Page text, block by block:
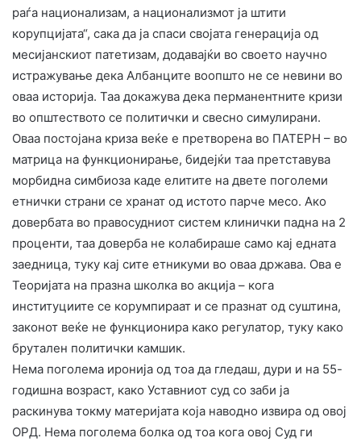
раѓа национализам, а национализмот ја штити
корупцијата“, сака да ја спаси својата генерација од
месијанскиот патетизам, додавајќи во своето научно
истражување дека Албанците воопшто не се невини во
оваа историја. Таа докажува дека перманентните кризи
во општеството се политички и свесно симулирани.
Оваа постојана криза веќе е претворена во ПАТЕРН – во
матрица на функционирање, бидејќи таа претставува
морбидна симбиоза каде елитите на двете поголеми
етнички страни се хранат од истото парче месо. Ако
довербата во правосудниот систем клинички падна на 2
проценти, таа доверба не колабираше само кај едната
заедница, туку кај сите етникуми во оваа држава. Ова е
Теоријата на празна школка во акција – кога
институциите се корумпираат и се празнат од суштина,
законот веќе не функционира како регулатор, туку како
брутален политички камшик.
​Нема поголема иронија од тоа да гледаш, дури и на 55-
годишна возраст, како Уставниот суд со заби ја
раскинува токму материјата која наводно извира од овој
ОРД. Нема поголема болка од тоа кога овој Суд ги